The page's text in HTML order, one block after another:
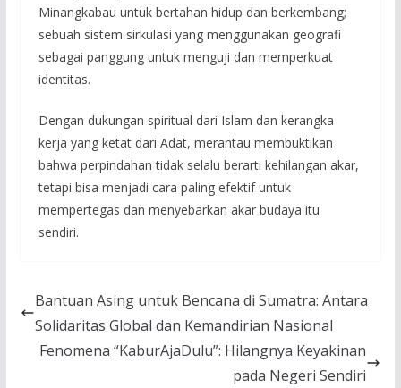
Minangkabau untuk bertahan hidup dan berkembang;
sebuah sistem sirkulasi yang menggunakan geografi
sebagai panggung untuk menguji dan memperkuat
identitas.
Dengan dukungan spiritual dari Islam dan kerangka
kerja yang ketat dari Adat, merantau membuktikan
bahwa perpindahan tidak selalu berarti kehilangan akar,
tetapi bisa menjadi cara paling efektif untuk
mempertegas dan menyebarkan akar budaya itu
sendiri.
Bantuan Asing untuk Bencana di Sumatra: Antara
Solidaritas Global dan Kemandirian Nasional
Fenomena “KaburAjaDulu”: Hilangnya Keyakinan
pada Negeri Sendiri